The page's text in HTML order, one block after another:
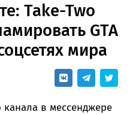
Take-Two
GTA
мира
в мессенджере